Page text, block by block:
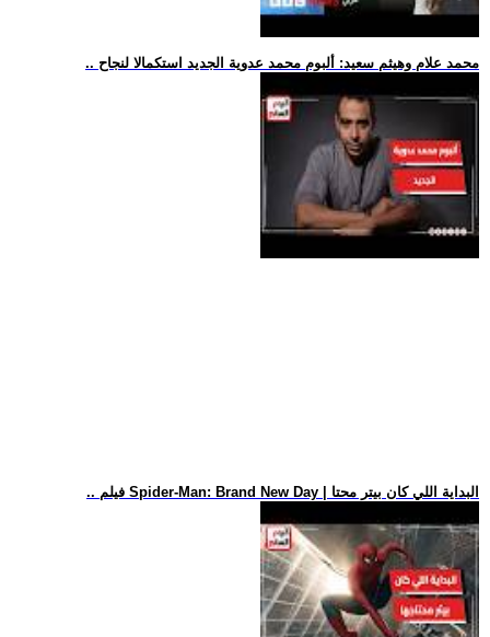
.. محمد علام وهيثم سعيد: ألبوم محمد عدوية الجديد استكمالا لنجاح
.. فيلم Spider-Man: Brand New Day | البداية اللي كان بيتر محتا